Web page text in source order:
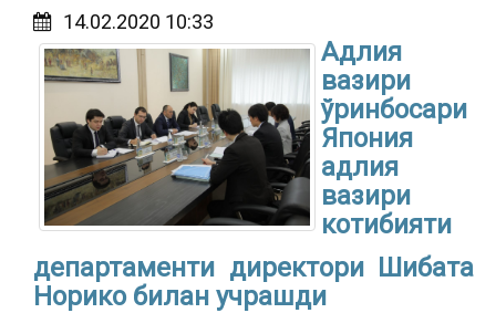
14.02.2020 10:33
Адлия
вазири
ўринбосари
Япония
адлия
вазири
котибияти
департаменти директори Шибата
Норико билан учрашди